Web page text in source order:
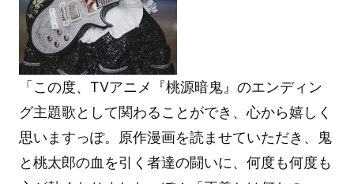
「この度、TVアニメ『桃源暗鬼』のエンディン
グ主題歌として関わることができ、心から嬉しく
思いますっぽ。原作漫画を読ませていただき、鬼
と桃太郎の血を引く者達の闘いに、何度も何度も